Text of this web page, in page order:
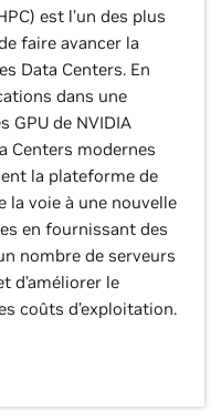
est l’un des plus
faire avancer la
Data Centers. En
dans une
GPU de NVIDIA
Centers modernes
la plateforme de
la voie à une nouvelle
en fournissant des
nombre de serveurs
d’améliorer le
coûts d’exploitation.